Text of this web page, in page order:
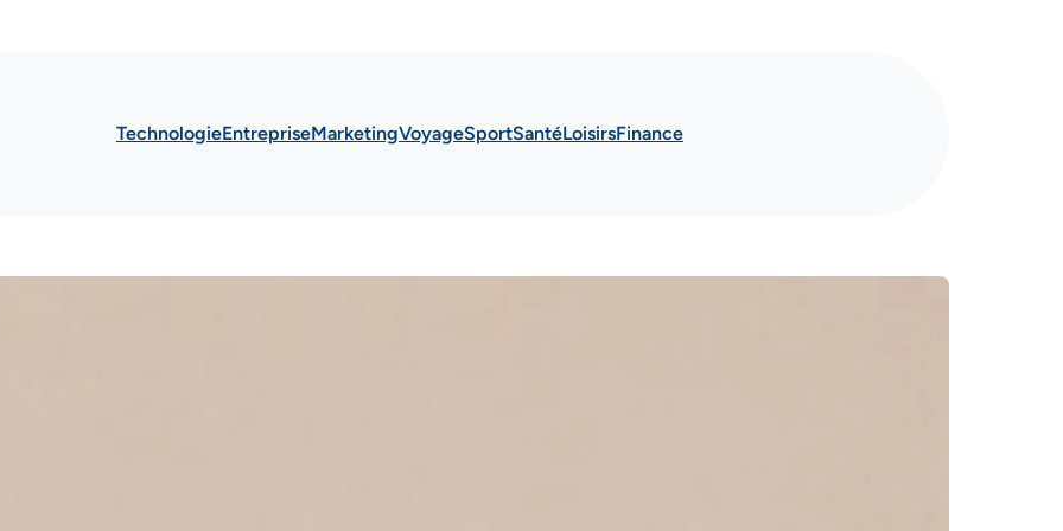
TechnologieEntrepriseMarketingVoyageSportSantéLoisirsFinance